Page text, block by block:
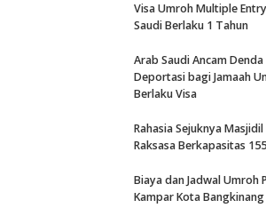
Visa Umroh Multiple
Saudi Berlaku 1 Tahun
Arab Saudi Ancam
Deportasi bagi Jamaah
Berlaku Visa
Rahasia Sejuknya
Raksasa Berkapasitas
Biaya dan Jadwal Umroh
Kampar Kota Bangkinang